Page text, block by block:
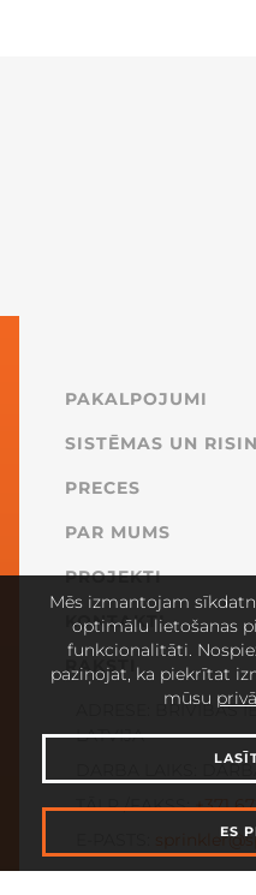
PAKALPOJUMI
SISTĒMAS UN
PRECES
PAR MUMS
PROJEKTI
KONTAKTI
RAKSTI
ADRESE: BRĪVĪBAS
LATVIJA
DARBA LAIKS:
TĀLR./FAKSS:+371
Mēs izmantojam
optimālu lietošanas
funkcionalitāti.
paziņojat, ka piekrītat
mūsu
ES